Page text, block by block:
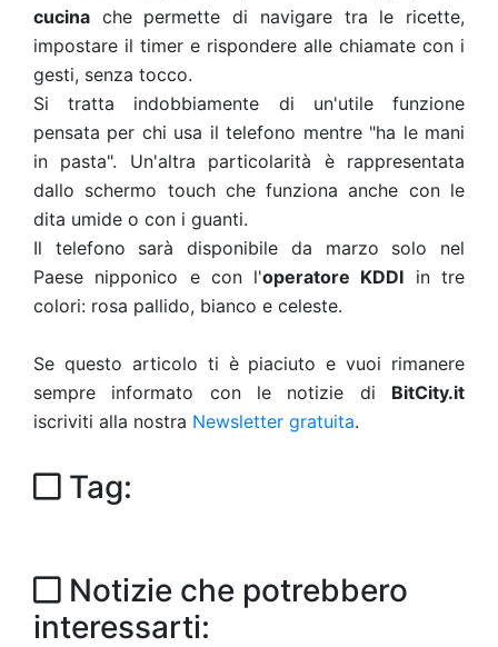
cucina che permette di navigare tra le ricette,
impostare il timer e rispondere alle chiamate con i
gesti, senza tocco.
Si tratta indobbiamente di un'utile funzione
pensata per chi usa il telefono mentre "ha le mani
in pasta". Un'altra particolarità è rappresentata
dallo schermo touch che funziona anche con le
dita umide o con i guanti.
Il telefono sarà disponibile da marzo solo nel
Paese nipponico e con l'operatore KDDI in tre
colori: rosa pallido, bianco e celeste.
Se questo articolo ti è piaciuto e vuoi rimanere
sempre informato con le notizie di BitCity.it
iscriviti alla nostra Newsletter gratuita.
Tag:
Notizie che potrebbero
interessarti: